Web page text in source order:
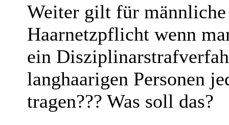
Weiter gilt für männliche
Haarnetzpflicht wenn
ein
langhaarigen Personen
tragen??? Was soll das?